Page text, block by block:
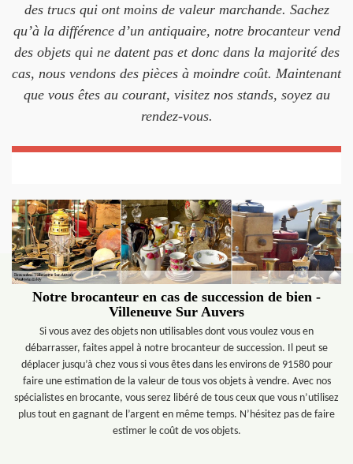
des trucs qui ont moins de valeur marchande. Sachez
qu’à la différence d’un antiquaire, notre brocanteur vend
des objets qui ne datent pas et donc dans la majorité des
cas, nous vendons des pièces à moindre coût. Maintenant
que vous êtes au courant, visitez nos stands, soyez au
rendez-vous.
Notre brocanteur en cas de succession de bien -
Villeneuve Sur Auvers
Si vous avez des objets non utilisables dont vous voulez vous en
débarrasser, faites appel à notre brocanteur de succession. Il peut se
déplacer jusqu’à chez vous si vous êtes dans les environs de 91580 pour
faire une estimation de la valeur de tous vos objets à vendre. Avec nos
spécialistes en brocante, vous serez libéré de tous ceux que vous n’utilisez
plus tout en gagnant de l’argent en même temps. N’hésitez pas de faire
estimer le coût de vos objets.